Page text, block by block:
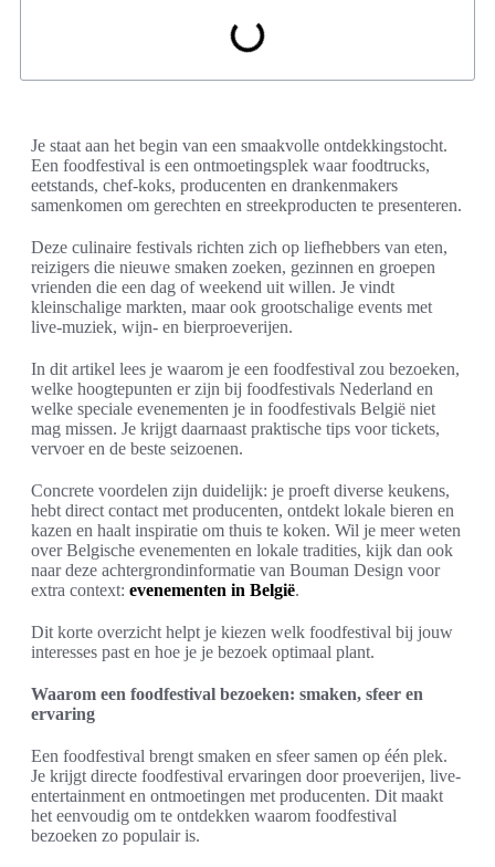
Je staat aan het begin van een smaakvolle ontdekkingstocht.
Een foodfestival is een ontmoetingsplek waar foodtrucks,
eetstands, chef-koks, producenten en drankenmakers
samenkomen om gerechten en streekproducten te presenteren.
Deze culinaire festivals richten zich op liefhebbers van eten,
reizigers die nieuwe smaken zoeken, gezinnen en groepen
vrienden die een dag of weekend uit willen. Je vindt
kleinschalige markten, maar ook grootschalige events met
live-muziek, wijn- en bierproeverijen.
In dit artikel lees je waarom je een foodfestival zou bezoeken,
welke hoogtepunten er zijn bij foodfestivals Nederland en
welke speciale evenementen je in foodfestivals België niet
mag missen. Je krijgt daarnaast praktische tips voor tickets,
vervoer en de beste seizoenen.
Concrete voordelen zijn duidelijk: je proeft diverse keukens,
hebt direct contact met producenten, ontdekt lokale bieren en
kazen en haalt inspiratie om thuis te koken. Wil je meer weten
over Belgische evenementen en lokale tradities, kijk dan ook
naar deze achtergrondinformatie van Bouman Design voor
extra context: evenementen in België.
Dit korte overzicht helpt je kiezen welk foodfestival bij jouw
interesses past en hoe je je bezoek optimaal plant.
Waarom een foodfestival bezoeken: smaken, sfeer en
ervaring
Een foodfestival brengt smaken en sfeer samen op één plek.
Je krijgt directe foodfestival ervaringen door proeverijen, live-
entertainment en ontmoetingen met producenten. Dit maakt
het eenvoudig om te ontdekken waarom foodfestival
bezoeken zo populair is.